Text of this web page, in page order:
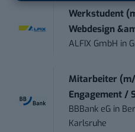
Werkstudent
Webdesign
ALFIX GmbH in
Mitarbeiter
Engagement /
BBBank eG in
Karlsruhe